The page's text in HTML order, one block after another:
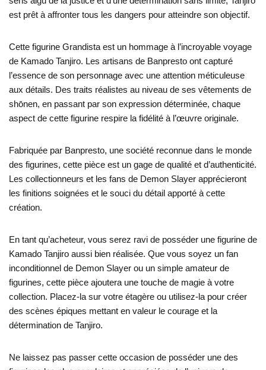
est prêt à affronter tous les dangers pour atteindre son objectif.
Cette figurine Grandista est un hommage à l’incroyable voyage
de Kamado Tanjiro. Les artisans de Banpresto ont capturé
l’essence de son personnage avec une attention méticuleuse
aux détails. Des traits réalistes au niveau de ses vêtements de
shōnen, en passant par son expression déterminée, chaque
aspect de cette figurine respire la fidélité à l’œuvre originale.
Fabriquée par Banpresto, une société reconnue dans le monde
des figurines, cette pièce est un gage de qualité et d’authenticité.
Les collectionneurs et les fans de Demon Slayer apprécieront
les finitions soignées et le souci du détail apporté à cette
création.
En tant qu’acheteur, vous serez ravi de posséder une figurine de
Kamado Tanjiro aussi bien réalisée. Que vous soyez un fan
inconditionnel de Demon Slayer ou un simple amateur de
figurines, cette pièce ajoutera une touche de magie à votre
collection. Placez-la sur votre étagère ou utilisez-la pour créer
des scènes épiques mettant en valeur le courage et la
détermination de Tanjiro.
Ne laissez pas passer cette occasion de posséder une des